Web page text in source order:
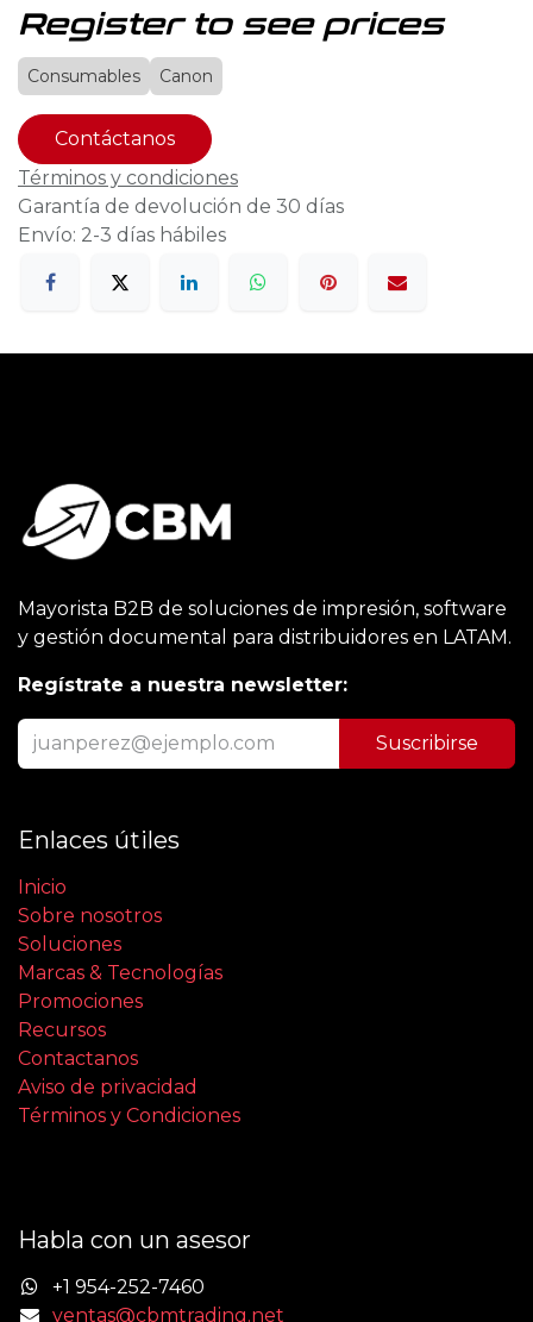
Register to see prices
Consumables Canon
Contáctanos
Términos y condiciones
Garantía de devolución de 30 días
Envío: 2-3 días hábiles
Mayorista B2B de soluciones de impresión, software
y gestión documental para distribuidores en LATAM.
Regístrate a nuestra newsletter:
Suscribirse
Enlaces útiles
Inicio
Sobre nosotros
Soluciones
Marcas & Tecnologías
Promociones
Recursos
Contactanos
Aviso de privacidad
Términos y Condiciones
Habla con un asesor
+1 954-252-7460
ventas@cbmtrading.net